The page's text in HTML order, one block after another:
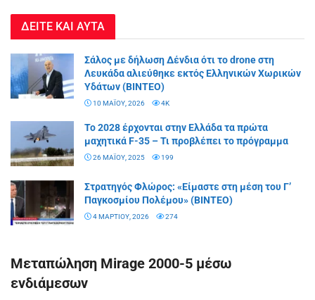
ΔΕΙΤΕ ΚΑΙ ΑΥΤΑ
Σάλος με δήλωση Δένδια ότι το drone στη
Λευκάδα αλιεύθηκε εκτός Ελληνικών Χωρικών
Υδάτων (ΒΙΝΤΕΟ)
10 ΜΑΪ́ΟΥ, 2026 4K
Το 2028 έρχονται στην Ελλάδα τα πρώτα
μαχητικά F-35 – Τι προβλέπει το πρόγραμμα
26 ΜΑΪ́ΟΥ, 2025 199
Στρατηγός Φλώρος: «Είμαστε στη μέση του Γ’
Παγκοσμίου Πολέμου» (ΒΙΝΤΕΟ)
4 ΜΑΡΤΊΟΥ, 2026 274
Μεταπώληση Mirage 2000-5 μέσω
ενδιάμεσων